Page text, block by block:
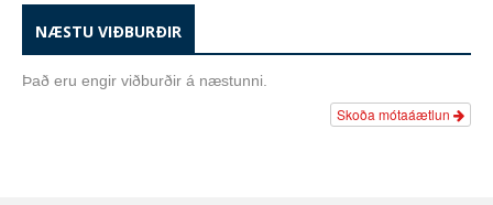
NÆSTU VIÐBURÐIR
Það eru engir viðburðir á næstunni.
Skoða mótaáætlun